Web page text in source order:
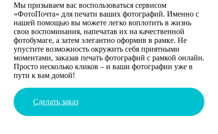
Мы призываем вас воспользоваться сервисом
«ФотоПочта» для печати ваших фотографий. Именно с
нашей помощью вы можете легко воплотить в жизнь
свои воспоминания, напечатав их на качественной
фотобумаге, а затем элегантно оформив в рамке. Не
упустите возможность окружить себя приятными
моментами, заказав печать фотографий с рамкой онлайн.
Просто несколько кликов – и ваши фотографии уже в
пути к вам домой!
Сделать заказ